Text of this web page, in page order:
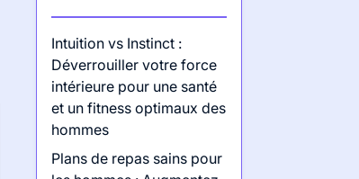
Intuition vs Instinct :
Déverrouiller votre force
intérieure pour une santé
et un fitness optimaux des
hommes
Plans de repas sains pour